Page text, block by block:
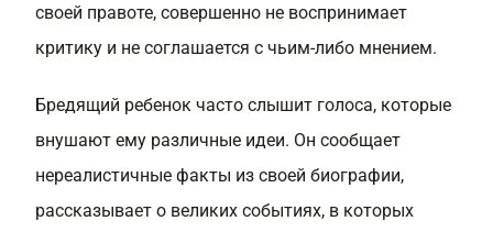
своей правоте, совершенно не воспринимает
критику и не соглашается с чьим-либо мнением.
Бредящий ребенок часто слышит голоса, которые
внушают ему различные идеи. Он сообщает
нереалистичные факты из своей биографии,
рассказывает о великих событиях, в которых